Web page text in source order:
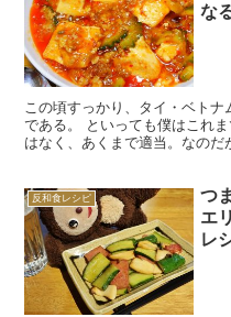
な
この頃すっかり、タイ・ベト
である。 といっても僕はこれ
はなく、あくまで適当。なのだ
反和食レシピ
つ
エ
レ